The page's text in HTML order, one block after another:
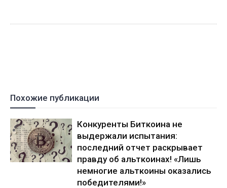
Похожие публикации
Конкуренты Биткоина не
выдержали испытания:
последний отчет раскрывает
правду об альткоинах! «Лишь
немногие альткоины оказались
победителями!»